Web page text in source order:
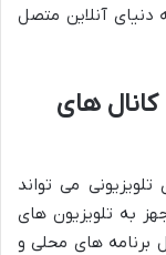
دنیای آنلاین متصل
های
می تواند
به تلویزیون های
برنامه های محلی و